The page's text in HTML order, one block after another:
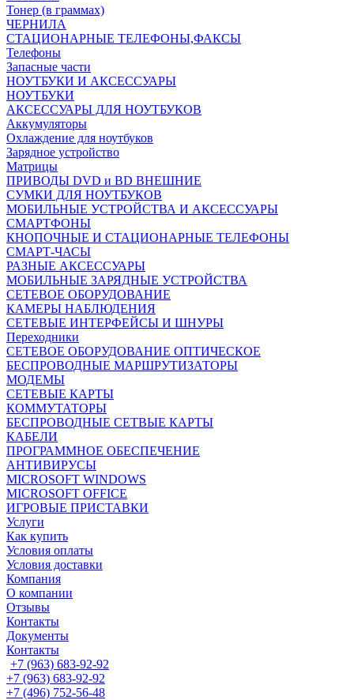
Тонер (в граммах)
ЧЕРНИЛА
СТАЦИОНАРНЫЕ ТЕЛЕФОНЫ,ФАКСЫ
Телефоны
Запасные части
НОУТБУКИ И АКСЕССУАРЫ
НОУТБУКИ
АКСЕССУАРЫ ДЛЯ НОУТБУКОВ
Аккумуляторы
Охлаждение для ноутбуков
Зарядное устройство
Матрицы
ПРИВОДЫ DVD и BD ВНЕШНИЕ
СУМКИ ДЛЯ НОУТБУКОВ
МОБИЛЬНЫЕ УСТРОЙСТВА И АКСЕССУАРЫ
СМАРТФОНЫ
КНОПОЧНЫЕ И СТАЦИОНАРНЫЕ ТЕЛЕФОНЫ
СМАРТ-ЧАСЫ
РАЗНЫЕ АКСЕССУАРЫ
МОБИЛЬНЫЕ ЗАРЯДНЫЕ УСТРОЙСТВА
СЕТЕВОЕ ОБОРУДОВАНИЕ
КАМЕРЫ НАБЛЮДЕНИЯ
СЕТЕВЫЕ ИНТЕРФЕЙСЫ И ШНУРЫ
Переходники
СЕТЕВОЕ ОБОРУДОВАНИЕ ОПТИЧЕСКОЕ
БЕСПРОВОДНЫЕ МАРШРУТИЗАТОРЫ
МОДЕМЫ
СЕТЕВЫЕ КАРТЫ
КОММУТАТОРЫ
БЕСПРОВОДНЫЕ СЕТВЫЕ КАРТЫ
КАБЕЛИ
ПРОГРАММНОЕ ОБЕСПЕЧЕНИЕ
АНТИВИРУСЫ
MICROSOFT WINDOWS
MICROSOFT OFFICE
ИГРОВЫЕ ПРИСТАВКИ
Услуги
Как купить
Условия оплаты
Условия доставки
Компания
О компании
Отзывы
Контакты
Документы
Контакты
+7 (963) 683-92-92
+7 (963) 683-92-92
+7 (496) 752-56-48